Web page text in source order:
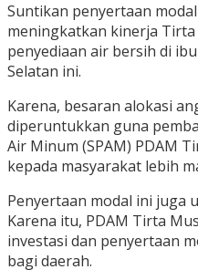
Suntikan penyertaan
meningkatkan kinerja
penyediaan air bersih di
Selatan ini.
Karena, besaran alokasi
diperuntukkan guna
Air Minum (SPAM) PDAM
kepada masyarakat lebih
Penyertaan modal ini juga
Karena itu, PDAM Tirta
investasi dan penyertaan
bagi daerah.